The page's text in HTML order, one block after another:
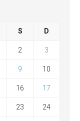
S D
2 3
9 10
16 17
23 24